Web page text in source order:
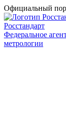
Официальный
Росстандарт
Федеральное
метрологии